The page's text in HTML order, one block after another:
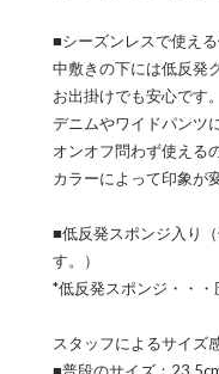
■シーズンレスで使え
中敷きの下には低反発
お出掛けでも安心です。
デニムやワイドパンツ
オンオフ問わず使える
カラーによって印象が
■低反発スポンジ入り
す。）
*低反発スポンジ・・・
スタッフによるサイズ